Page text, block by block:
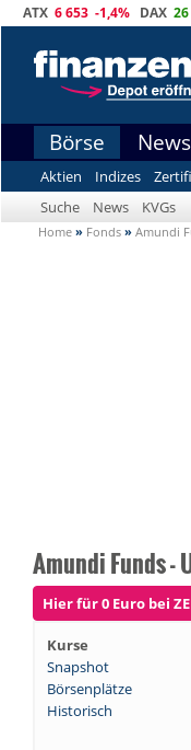
ATX 6 653 -1,4% DAX
Börse
Aktien Indizes
Suche
News KVGs
Home » Fonds » Amundi
Amundi Funds -
Hier für 0 Euro bei
Kurse
Snapshot
Börsenplätze
Historisch